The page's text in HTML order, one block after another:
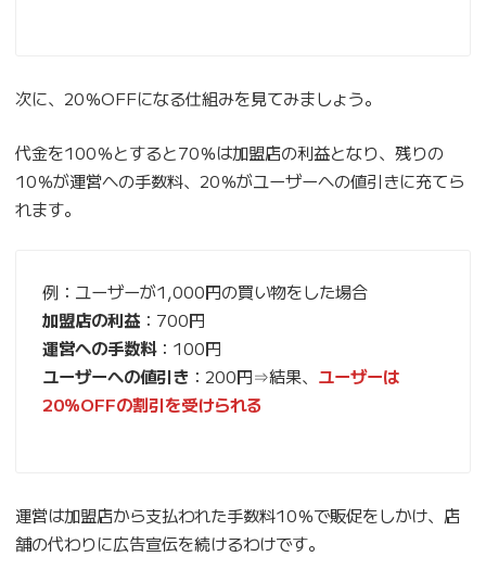
次に、20％OFFになる仕組みを見てみましょう。
代金を100％とすると70％は加盟店の利益となり、残りの
10％が運営への手数料、20％がユーザーへの値引きに充てら
れます。
例：ユーザーが1,000円の買い物をした場合
加盟店の利益 ：700円
運営への手数料：100円
ユーザーへの値引き ：200円⇒結果、 ユーザーは
20％OFFの割引を受けられる
運営は加盟店から支払われた手数料10％で販促をしかけ、店
舗の代わりに広告宣伝を続けるわけです。